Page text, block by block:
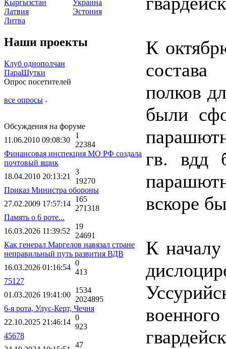
Кыргызстан
Латвия
Литва
Украина
Эстония
Наши проекты
Клуб однополчан
ПараШутки
Опрос посетителей
все опросы
Обсуждения на форуме
11.06.2010 09:08:30
1
22384
Финансовая инспекция МО РФ создала
почтовый ящик
18.04.2010 20:13:21
3
19270
Приказ Министра обороны
27.02.2009 17:57:14
165
271318
Память о 6 роте...
16.03.2026 11:39:52
19
24691
Как генерал Маргелов навязал стране
неправильный путь развития ВДВ
16.03.2026 01:16:54
0
413
75127
01.03.2026 19:41:00
1534
2024895
6-я рота, Улус-Керт, Чечня
22.10.2025 21:46:14
0
923
45678
47
К
состава
полков
были
гв. вдд
вскоре
К